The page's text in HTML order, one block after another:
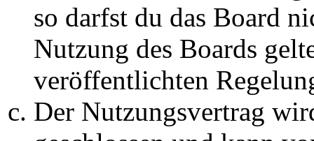
so darfst du das Board
Nutzung des Boards
veröffentlichten
Der Nutzungsvertrag